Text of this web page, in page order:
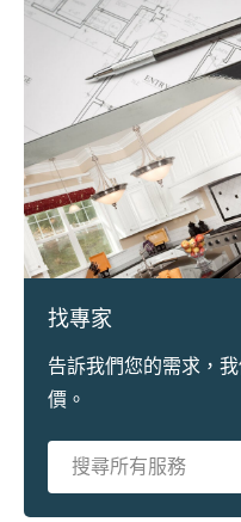
找專家
告訴我們您的需求，
價。